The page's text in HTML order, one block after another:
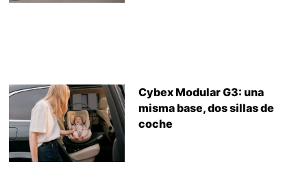
Cybex Modular G3: una
misma base, dos sillas de
coche